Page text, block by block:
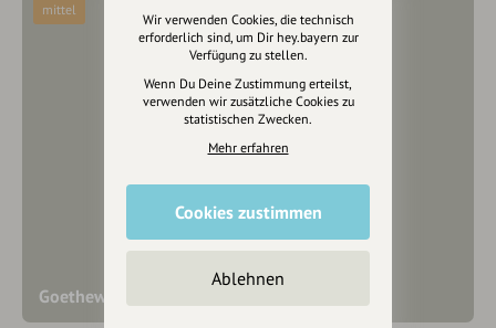
Goetheweg
mittel
Wir verwenden Cookies, die technisch
erforderlich sind, um Dir hey.bayern zur
Verfügung zu stellen.
Wenn Du Deine Zustimmung erteilst,
verwenden wir zusätzliche Cookies zu
statistischen Zwecken.
Mehr erfahren
Cookies zustimmen
Ablehnen